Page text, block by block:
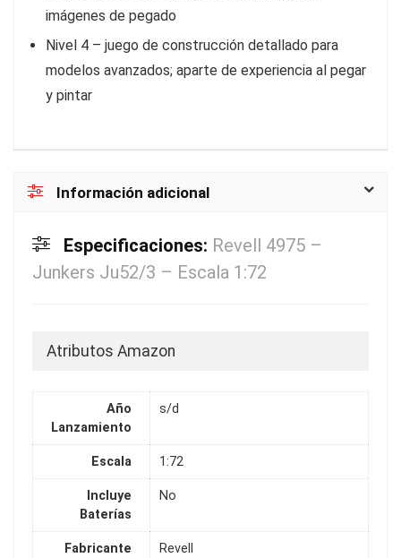
imágenes de pegado
Nivel 4 – juego de construcción detallado para
modelos avanzados; aparte de experiencia al pegar
y pintar
Información adicional
Especificaciones: Revell 4975 –
Junkers Ju52/3 – Escala 1:72
Atributos Amazon
Año
Lanzamiento
s/d
Escala 1:72
Incluye
Baterías
No
Fabricante Revell